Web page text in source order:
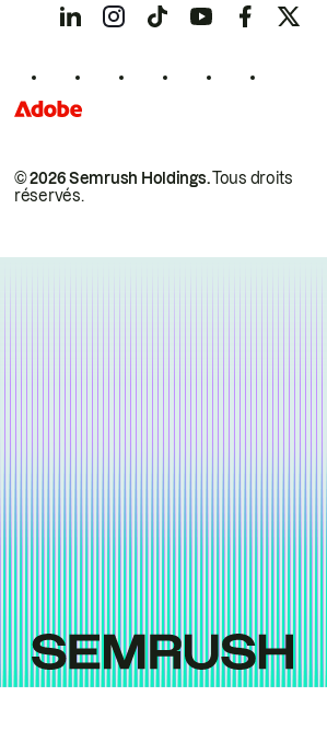
© 2026 Semrush Holdings.Tous droits
réservés.